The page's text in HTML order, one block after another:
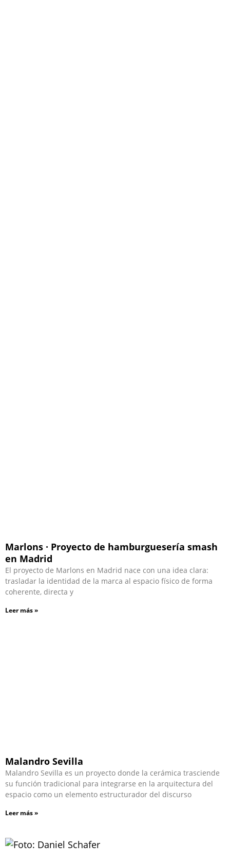
Marlons · Proyecto de hamburguesería smash
en Madrid
El proyecto de Marlons en Madrid nace con una idea clara:
trasladar la identidad de la marca al espacio físico de forma
coherente, directa y
Leer más »
Malandro Sevilla
Malandro Sevilla es un proyecto donde la cerámica trasciende
su función tradicional para integrarse en la arquitectura del
espacio como un elemento estructurador del discurso
Leer más »